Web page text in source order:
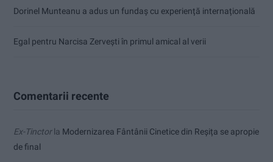
Dorinel Munteanu a adus un fundaș cu experiență internațională
Egal pentru Narcisa Zervești în primul amical al verii
Comentarii recente
Ex-Tinctorla Modernizarea Fântânii Cinetice din Reșița se apropie
de final